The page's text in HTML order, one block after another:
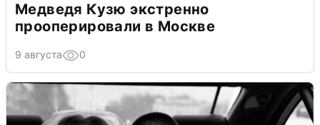
Медведя Кузю экстренно
прооперировали в Москве
9 августа 0